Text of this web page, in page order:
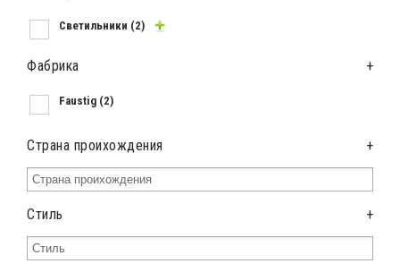
Светильники (2)
Фабрика +
Faustig (2)
Страна проихождения +
Стиль +